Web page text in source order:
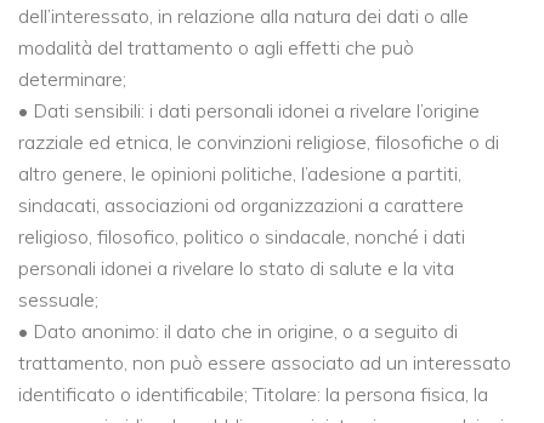
dell’interessato, in relazione alla natura dei dati o alle
modalità del trattamento o agli effetti che può
determinare;
• Dati sensibili: i dati personali idonei a rivelare l’origine
razziale ed etnica, le convinzioni religiose, filosofiche o di
altro genere, le opinioni politiche, l’adesione a partiti,
sindacati, associazioni od organizzazioni a carattere
religioso, filosofico, politico o sindacale, nonché i dati
personali idonei a rivelare lo stato di salute e la vita
sessuale;
• Dato anonimo: il dato che in origine, o a seguito di
trattamento, non può essere associato ad un interessato
identificato o identificabile; Titolare: la persona fisica, la